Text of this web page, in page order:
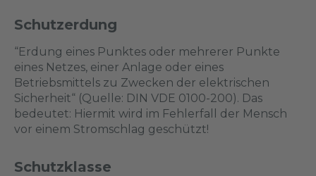
Schutzerdung
“Erdung eines Punktes oder mehrerer Punkte
eines Netzes, einer Anlage oder eines
Betriebsmittels zu Zwecken der elektrischen
Sicherheit“ (Quelle: DIN VDE 0100-200). Das
bedeutet: Hiermit wird im Fehlerfall der Mensch
vor einem Stromschlag geschützt!
Schutzklasse